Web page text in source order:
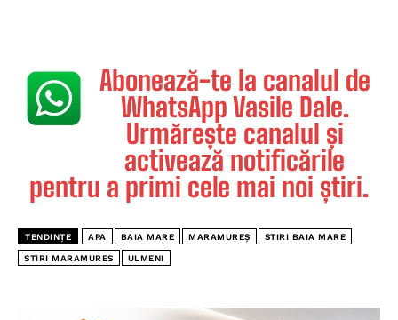
Abonează-te la canalul de
WhatsApp Vasile Dale.
Urmărește canalul și
activează notificările
pentru a primi cele mai noi știri.
TENDINȚE APA BAIA MARE MARAMUREȘ STIRI BAIA MARE
STIRI MARAMURES ULMENI